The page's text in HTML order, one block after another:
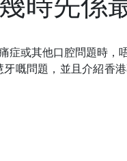
症或其他口腔問題時，
嘅問題，並且介紹香